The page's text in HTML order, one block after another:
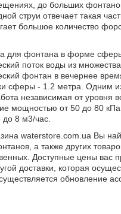
до больших
струи отвечает такая
большое количество
для фонтана в форме
поток воды из
фонтан в вечернее
сферы - 1.2 метра. Одним
независимая от уровня
мощностью от 50 до 80
до 8 м3/час.
waterstore.com.ua Вы
а также других
Доступные цены вас
доставки, которая
обновление